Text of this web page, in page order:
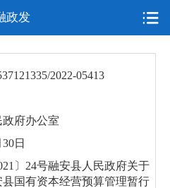
政发
2022-05413
府办公室
日
〕24号融安县人民政府关于
县国有资本经营预算管理暂行